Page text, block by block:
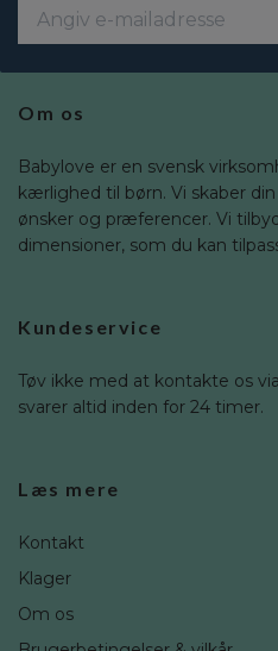
Om os
Babylove er en svensk
kærlighed til børn. Vi skaber
ønsker og præferencer. Vi
dimensioner, som du kan
Kundeservice
Tøv ikke med at kontakte os
svarer altid inden for 24 timer.
Læs mere
Kontakt
Klager
Om os